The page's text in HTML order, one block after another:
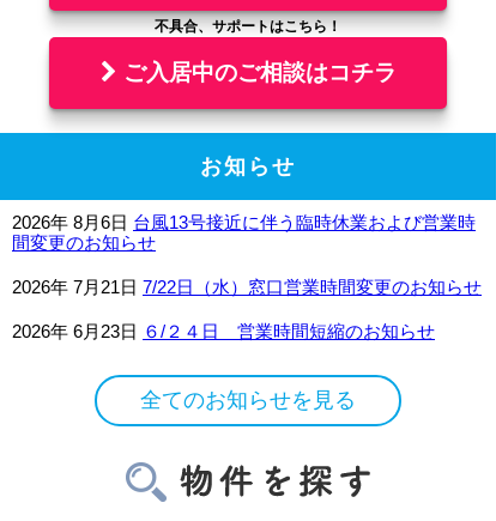
ご入居中のご相談はコチラ
お知らせ
2026年 8月6日 台風13号接近に伴う臨時休業および営業時
間変更のお知らせ
2026年 7月21日 7/22日（水）窓口営業時間変更のお知らせ
2026年 6月23日 ６/２４日 営業時間短縮のお知らせ
全てのお知らせを見る